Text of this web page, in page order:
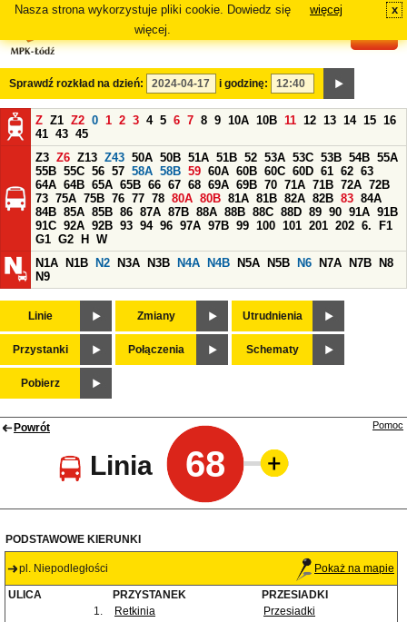
Nasza strona wykorzystuje pliki cookie. Dowiedz się
więcej.
więcej x
Sprawdź rozkład na dzień: i godzinę:
Z Z1 Z2 0 1 2 3 4 5 6 7 8 9 10A 10B 11 12 13 14 15 16
41 43 45
Z3 Z6 Z13 Z43 50A 50B 51A 51B 52 53A 53C 53B 54B 55A
55B 55C 56 57 58A 58B 59 60A 60B 60C 60D 61 62 63
64A 64B 65A 65B 66 67 68 69A 69B 70 71A 71B 72A 72B
73 75A 75B 76 77 78 80A 80B 81A 81B 82A 82B 83 84A
84B 85A 85B 86 87A 87B 88A 88B 88C 88D 89 90 91A 91B
91C 92A 92B 93 94 96 97A 97B 99 100 101 201 202 6.
F1
G1 G2 H
W
N1A
N1B N2 N3A N3B N4A N4B N5A N5B N6 N7A N7B
N8
N9
Linie Zmiany Utrudnienia
Przystanki Połączenia Schematy
Pobierz
Powrót
Linia 68
Pomoc
PODSTAWOWE KIERUNKI
pl. Niepodległości Pokaż na mapie
ULICA PRZYSTANEK
PRZESIADKI
1.
Retkinia
Przesiadki